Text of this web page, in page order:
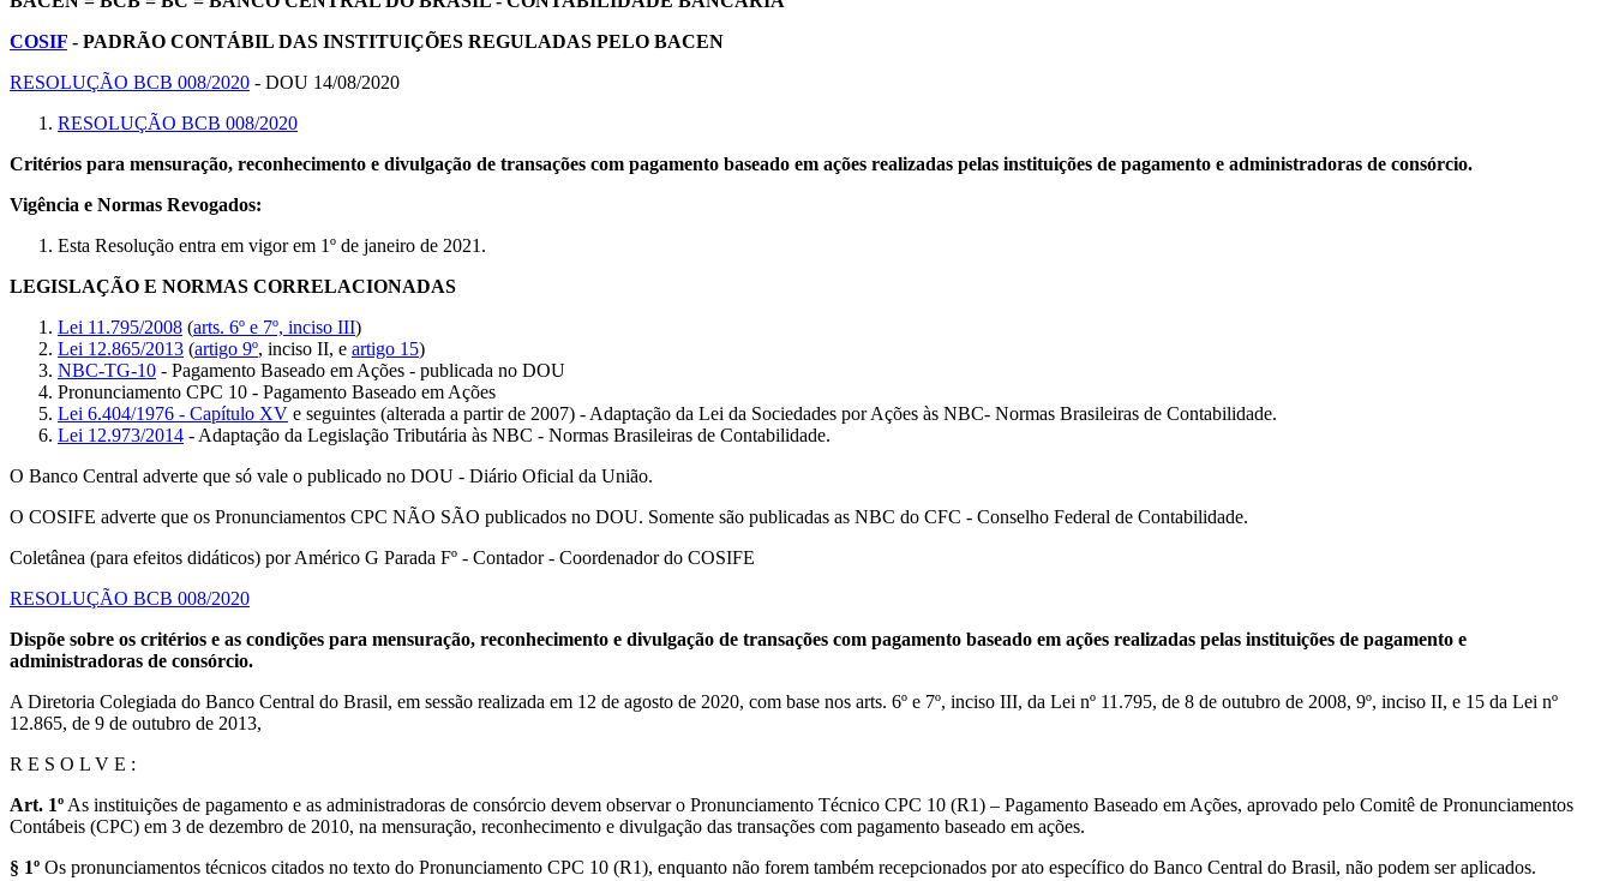
COSIF - PADRÃO CONTÁBIL DAS INSTITUIÇÕES REGULADAS PELO BACEN
RESOLUÇÃO BCB 008/2020 - DOU 14/08/2020
RESOLUÇÃO BCB 008/2020
Critérios para mensuração, reconhecimento e divulgação de transações com pagamento baseado em ações realizadas pelas instituições de pagamento e administradoras de consórcio.
Vigência e Normas Revogados:
Esta Resolução entra em vigor em 1º de janeiro de 2021.
LEGISLAÇÃO E NORMAS CORRELACIONADAS
Lei 11.795/2008 (arts. 6º e 7º, inciso III)
Lei 12.865/2013 (artigo 9º, inciso II, e artigo 15)
NBC-TG-10 - Pagamento Baseado em Ações - publicada no DOU
Pronunciamento CPC 10 - Pagamento Baseado em Ações
Lei 6.404/1976 - Capítulo XV e seguintes (alterada a partir de 2007) - Adaptação da Lei da Sociedades por Ações às NBC- Normas Brasileiras de Contabilidade.
Lei 12.973/2014 - Adaptação da Legislação Tributária às NBC - Normas Brasileiras de Contabilidade.
O Banco Central adverte que só vale o publicado no DOU - Diário Oficial da União.
O COSIFE adverte que os Pronunciamentos CPC NÃO SÃO publicados no DOU. Somente são publicadas as NBC do CFC - Conselho Federal de Contabilidade.
Coletânea (para efeitos didáticos) por Américo G Parada Fº - Contador - Coordenador do COSIFE
RESOLUÇÃO BCB 008/2020
Dispõe sobre os critérios e as condições para mensuração, reconhecimento e divulgação de transações com pagamento baseado em ações realizadas pelas instituições de pagamento e
administradoras de consórcio.
A Diretoria Colegiada do Banco Central do Brasil, em sessão realizada em 12 de agosto de 2020, com base nos arts. 6º e 7º, inciso III, da Lei nº 11.795, de 8 de outubro de 2008, 9º, inciso II, e 15 da Lei nº
12.865, de 9 de outubro de 2013,
R E S O L V E :
Art. 1º As instituições de pagamento e as administradoras de consórcio devem observar o Pronunciamento Técnico CPC 10 (R1) – Pagamento Baseado em Ações, aprovado pelo Comitê de Pronunciamentos
Contábeis (CPC) em 3 de dezembro de 2010, na mensuração, reconhecimento e divulgação das transações com pagamento baseado em ações.
§ 1º Os pronunciamentos técnicos citados no texto do Pronunciamento CPC 10 (R1), enquanto não forem também recepcionados por ato específico do Banco Central do Brasil, não podem ser aplicados.